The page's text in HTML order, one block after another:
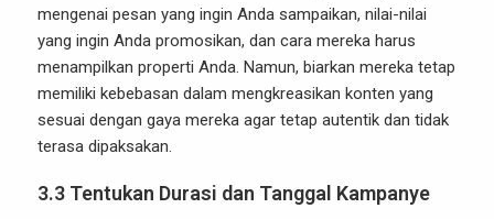
mengenai pesan yang ingin Anda sampaikan, nilai-nilai
yang ingin Anda promosikan, dan cara mereka harus
menampilkan properti Anda. Namun, biarkan mereka tetap
memiliki kebebasan dalam mengkreasikan konten yang
sesuai dengan gaya mereka agar tetap autentik dan tidak
terasa dipaksakan.
3.3 Tentukan Durasi dan Tanggal Kampanye